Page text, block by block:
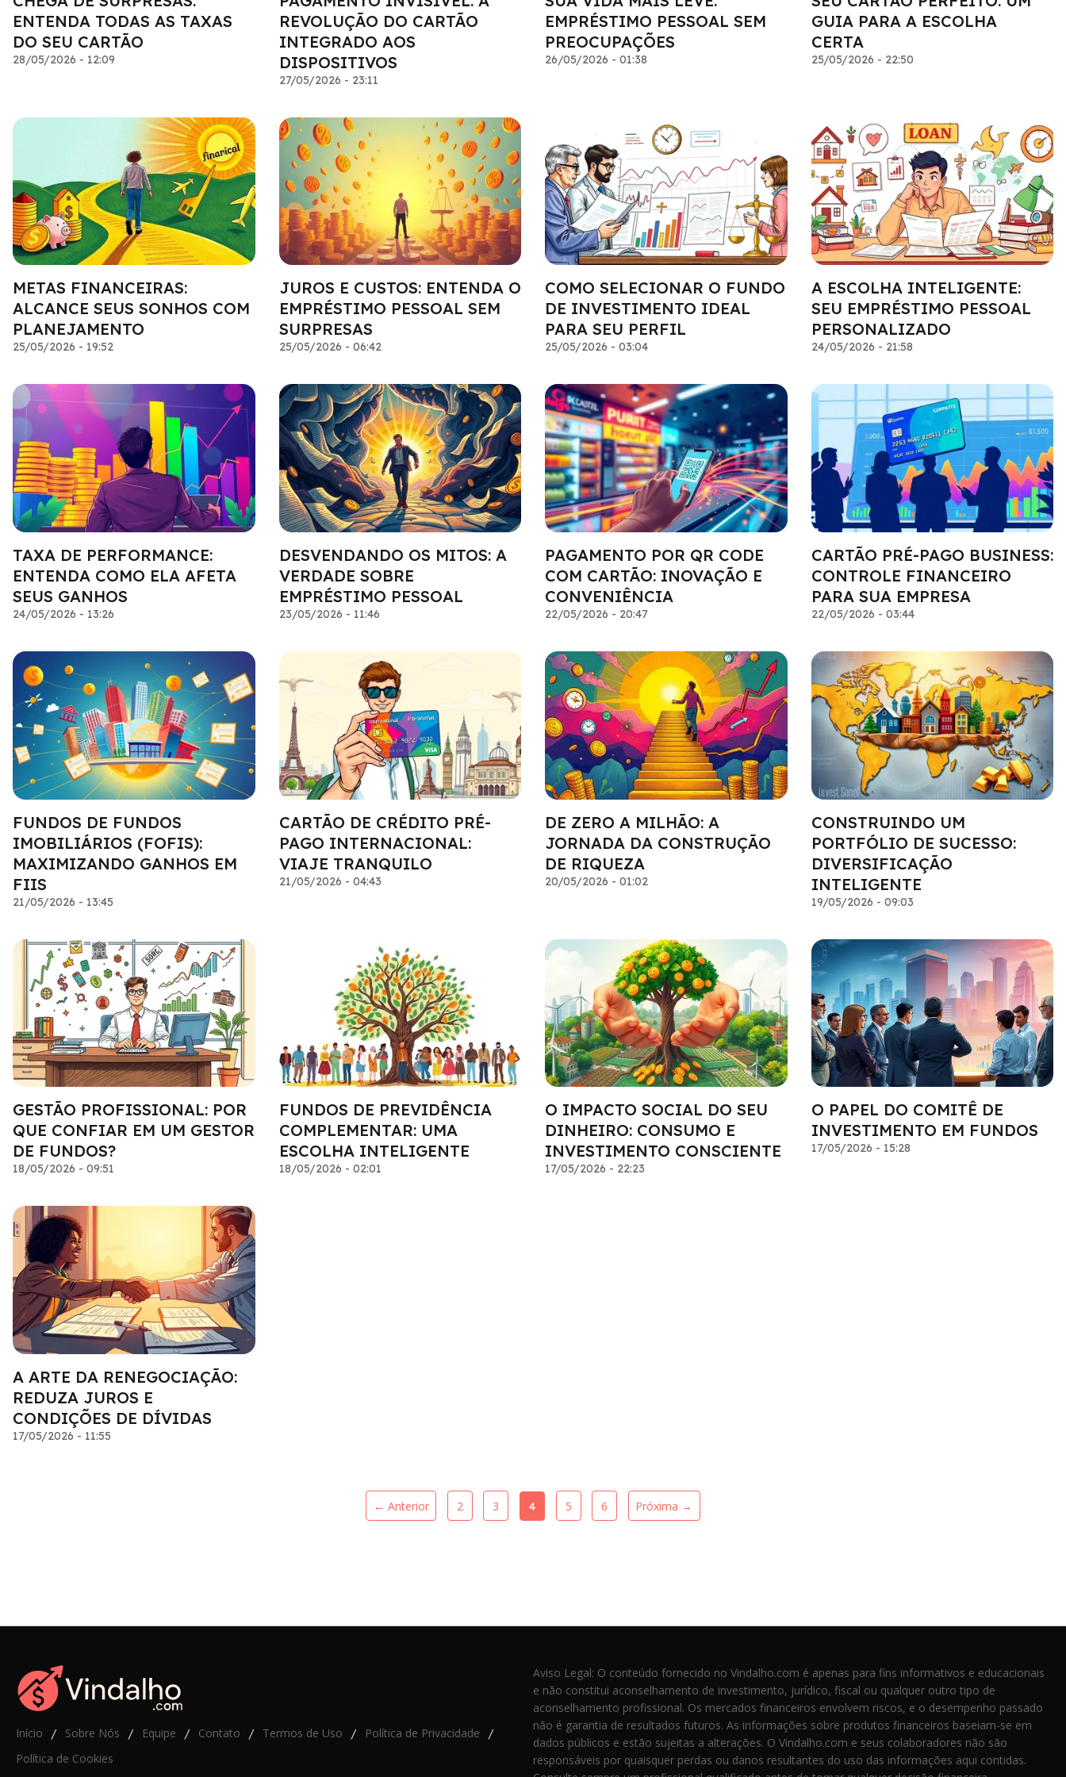
ENTENDA TODAS AS TAXAS
DO SEU CARTÃO
28/05/2026 - 12:09
REVOLUÇÃO DO CARTÃO
INTEGRADO AOS
DISPOSITIVOS
27/05/2026 - 23:11
EMPRÉSTIMO PESSOAL SEM
PREOCUPAÇÕES
26/05/2026 - 01:38
GUIA PARA A ESCOLHA
CERTA
25/05/2026 - 22:50
METAS FINANCEIRAS:
ALCANCE SEUS SONHOS COM
PLANEJAMENTO
25/05/2026 - 19:52
JUROS E CUSTOS: ENTENDA O
EMPRÉSTIMO PESSOAL SEM
SURPRESAS
25/05/2026 - 06:42
COMO SELECIONAR O FUNDO
DE INVESTIMENTO IDEAL
PARA SEU PERFIL
25/05/2026 - 03:04
A ESCOLHA INTELIGENTE:
SEU EMPRÉSTIMO PESSOAL
PERSONALIZADO
24/05/2026 - 21:58
TAXA DE PERFORMANCE:
ENTENDA COMO ELA AFETA
SEUS GANHOS
24/05/2026 - 13:26
DESVENDANDO OS MITOS: A
VERDADE SOBRE
EMPRÉSTIMO PESSOAL
23/05/2026 - 11:46
PAGAMENTO POR QR CODE
COM CARTÃO: INOVAÇÃO E
CONVENIÊNCIA
22/05/2026 - 20:47
CARTÃO PRÉ-PAGO BUSINESS:
CONTROLE FINANCEIRO
PARA SUA EMPRESA
22/05/2026 - 03:44
FUNDOS DE FUNDOS
IMOBILIÁRIOS (FOFIS):
MAXIMIZANDO GANHOS EM
FIIS
21/05/2026 - 13:45
CARTÃO DE CRÉDITO PRÉ-
PAGO INTERNACIONAL:
VIAJE TRANQUILO
21/05/2026 - 04:43
DE ZERO A MILHÃO: A
JORNADA DA CONSTRUÇÃO
DE RIQUEZA
20/05/2026 - 01:02
CONSTRUINDO UM
PORTFÓLIO DE SUCESSO:
DIVERSIFICAÇÃO
INTELIGENTE
19/05/2026 - 09:03
GESTÃO PROFISSIONAL: POR
QUE CONFIAR EM UM GESTOR
DE FUNDOS?
18/05/2026 - 09:51
FUNDOS DE PREVIDÊNCIA
COMPLEMENTAR: UMA
ESCOLHA INTELIGENTE
18/05/2026 - 02:01
O IMPACTO SOCIAL DO SEU
DINHEIRO: CONSUMO E
INVESTIMENTO CONSCIENTE
17/05/2026 - 22:23
O PAPEL DO COMITÊ DE
INVESTIMENTO EM FUNDOS
17/05/2026 - 15:28
A ARTE DA RENEGOCIAÇÃO:
REDUZA JUROS E
CONDIÇÕES DE DÍVIDAS
17/05/2026 - 11:55
← Anterior 2 3 4 5 6 Próxima →
Início / Sobre Nós / Equipe / Contato / Termos de Uso / Política de Privacidade /
Política de Cookies
Aviso Legal: O conteúdo fornecido no Vindalho.com é apenas para fins informativos e educacionais
e não constitui aconselhamento de investimento, jurídico, fiscal ou qualquer outro tipo de
aconselhamento profissional. Os mercados financeiros envolvem riscos, e o desempenho passado
não é garantia de resultados futuros. As informações sobre produtos financeiros baseiam-se em
dados públicos e estão sujeitas a alterações. O Vindalho.com e seus colaboradores não são
responsáveis por quaisquer perdas ou danos resultantes do uso das informações aqui contidas.